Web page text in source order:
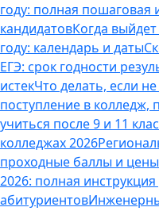
году: полная пошаговая
кандидатовКогда
году: календарь и даты
ЕГЭ: срок годности
истекЧто делать, если
поступление в колледж,
учиться после 9 и 11
колледжах 2026
проходные баллы и цены
2026: полная инструкция
абитуриентов